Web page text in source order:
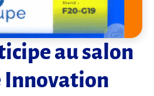
au salon
Innovation